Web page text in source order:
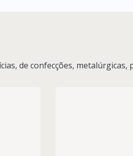
de confecções, metalúrgicas,